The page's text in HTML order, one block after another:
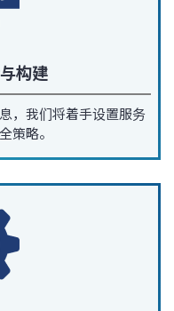
构建
，我们将着手设置服务
策略。